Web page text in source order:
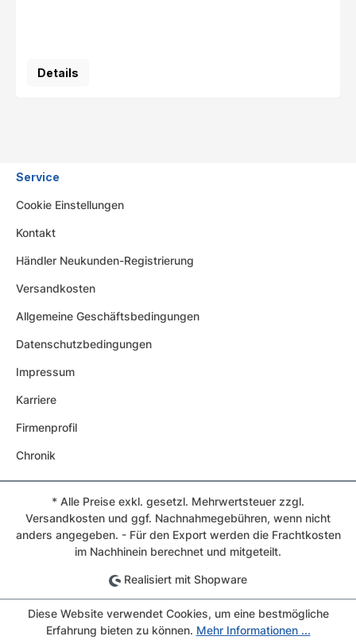
Details
Service
Cookie Einstellungen
Kontakt
Händler Neukunden-Registrierung
Versandkosten
Allgemeine Geschäftsbedingungen
Datenschutzbedingungen
Impressum
Karriere
Firmenprofil
Chronik
* Alle Preise exkl. gesetzl. Mehrwertsteuer zzgl.
Versandkosten und ggf. Nachnahmegebühren, wenn nicht
anders angegeben. - Für den Export werden die Frachtkosten
im Nachhinein berechnet und mitgeteilt.
Realisiert mit Shopware
Diese Website verwendet Cookies, um eine bestmögliche
Erfahrung bieten zu können. Mehr Informationen ...